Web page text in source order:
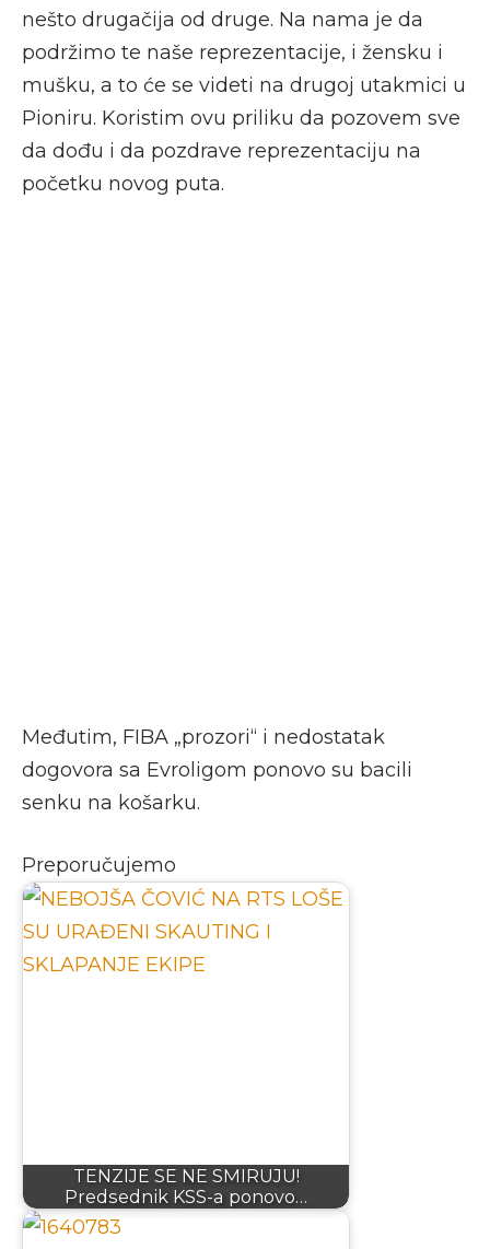
nešto drugačija od druge. Na nama je da
podržimo te naše reprezentacije, i žensku i
mušku, a to će se videti na drugoj utakmici u
Pioniru. Koristim ovu priliku da pozovem sve
da dođu i da pozdrave reprezentaciju na
početku novog puta.
Međutim, FIBA „prozori“ i nedostatak
dogovora sa Evroligom ponovo su bacili
senku na košarku.
Preporučujemo
TENZIJE SE NE SMIRUJU!
Predsednik KSS-a ponovo…